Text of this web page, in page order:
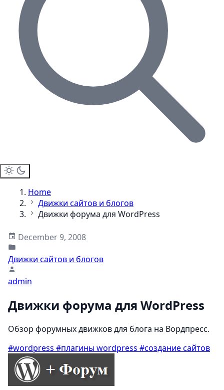
Home
Движки сайтов и блогов
Движки форума для WordPress
December 9, 2008
Движки сайтов и блогов
admin
Движки форума для WordPress
Обзор форумных движков для блога на Вордпресс.
#wordpress #плагины wordpress #создание сайтов